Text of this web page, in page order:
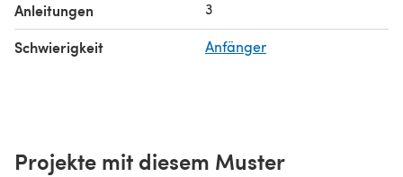
Anleitungen 3
Schwierigkeit Anfänger
Projekte mit diesem Muster